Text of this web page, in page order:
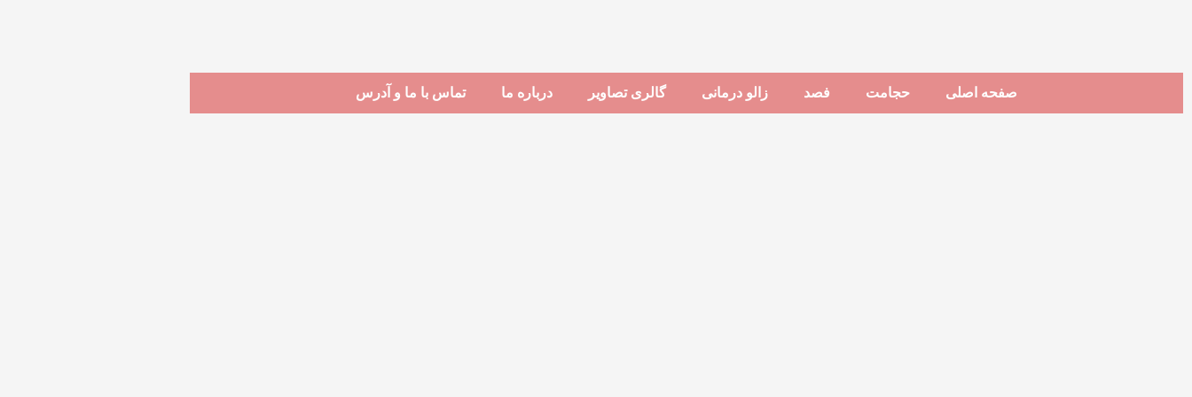
صفحه اصلی حجامت فصد زالو درمانی گالری تصاوير درباره ما تماس با ما و آدرس